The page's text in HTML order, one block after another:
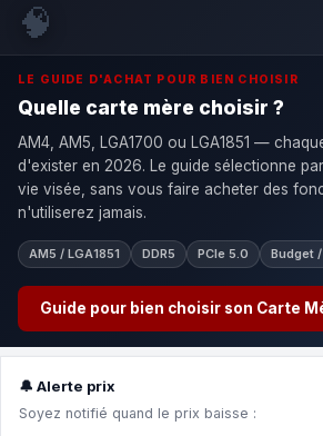
🧠
LE GUIDE D'ACHAT POUR BIEN CHOISIR
Quelle carte mère choisir ?
AM4, AM5, LGA1700 ou LGA1851 —
d'exister en 2026. Le guide sélectionne
vie visée, sans vous faire acheter des
n'utiliserez jamais.
AM5 / LGA1851 DDR5 PCIe 5.0 Budget /
Guide pour bien choisir son Carte
🔔 Alerte prix
Soyez notifié quand le prix baisse :